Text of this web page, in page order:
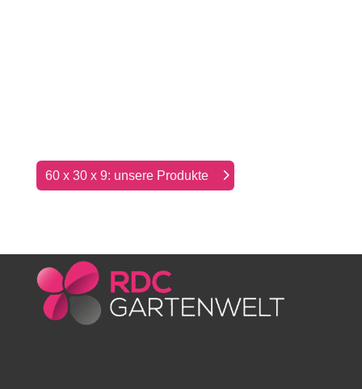
60 x 30 x 9: unsere Produkte